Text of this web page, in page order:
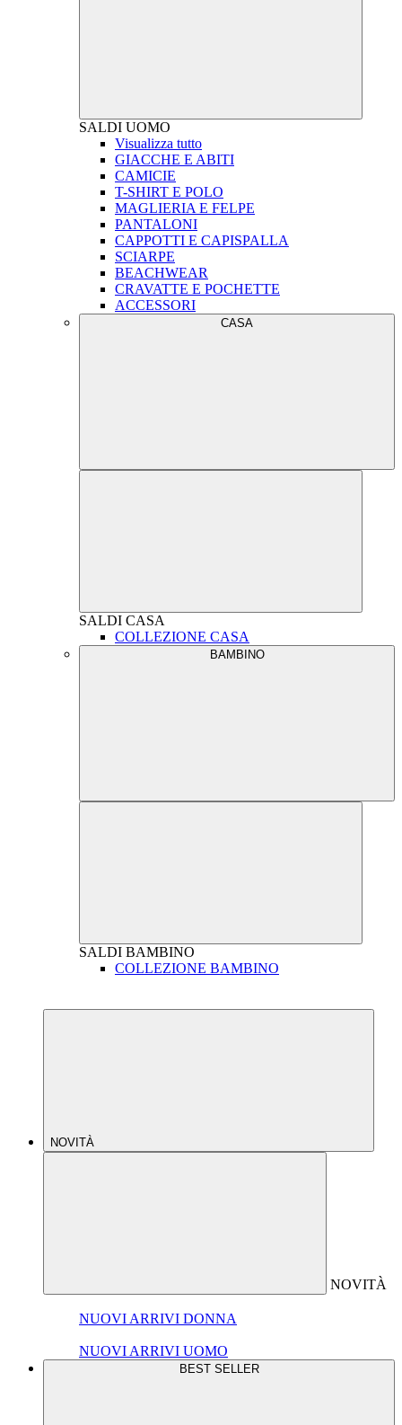
SALDI UOMO
Visualizza tutto
GIACCHE E ABITI
CAMICIE
T-SHIRT E POLO
MAGLIERIA E FELPE
PANTALONI
CAPPOTTI E CAPISPALLA
SCIARPE
BEACHWEAR
CRAVATTE E POCHETTE
ACCESSORI
CASA
SALDI CASA
COLLEZIONE CASA
BAMBINO
SALDI BAMBINO
COLLEZIONE BAMBINO
NOVITÀ
NOVITÀ
NUOVI ARRIVI DONNA
NUOVI ARRIVI UOMO
BEST SELLER